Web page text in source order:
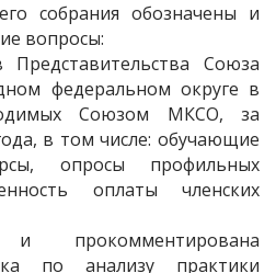
обозначены и
вопросы:
Союза
федеральном округе в
Союзом МКСО, за
в том числе: обучающие
опросы профильных
оплаты членских
прокомментирована
по анализу практики